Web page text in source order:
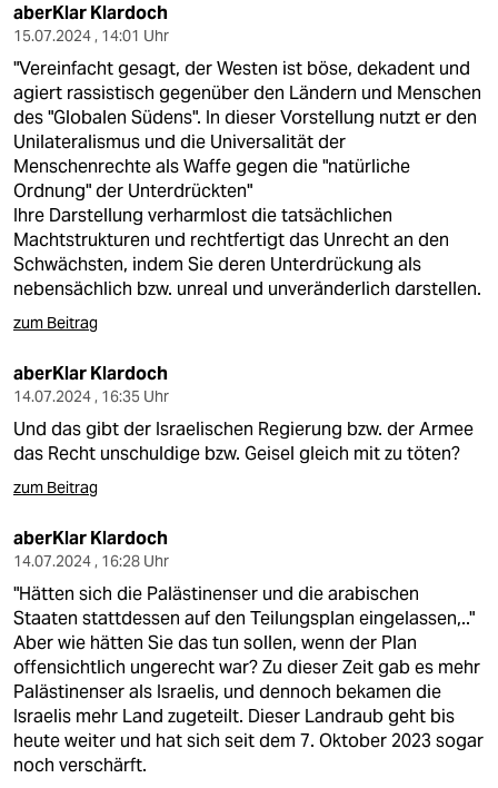
aberKlar Klardoch
15.07.2024 , 14:01 Uhr
"Vereinfacht gesagt, der Westen ist böse, dekadent und
agiert rassistisch gegenüber den Ländern und Menschen
des "Globalen Südens". In dieser Vorstellung nutzt er den
Unilateralismus und die Universalität der
Menschenrechte als Waffe gegen die "natürliche
Ordnung" der Unterdrückten"
Ihre Darstellung verharmlost die tatsächlichen
Machtstrukturen und rechtfertigt das Unrecht an den
Schwächsten, indem Sie deren Unterdrückung als
nebensächlich bzw. unreal und unveränderlich darstellen.
zum Beitrag
aberKlar Klardoch
14.07.2024 , 16:35 Uhr
Und das gibt der Israelischen Regierung bzw. der Armee
das Recht unschuldige bzw. Geisel gleich mit zu töten?
zum Beitrag
aberKlar Klardoch
14.07.2024 , 16:28 Uhr
"Hätten sich die Palästinenser und die arabischen
Staaten stattdessen auf den Teilungsplan eingelassen,.."
Aber wie hätten Sie das tun sollen, wenn der Plan
offensichtlich ungerecht war? Zu dieser Zeit gab es mehr
Palästinenser als Israelis, und dennoch bekamen die
Israelis mehr Land zugeteilt. Dieser Landraub geht bis
heute weiter und hat sich seit dem 7. Oktober 2023 sogar
noch verschärft.